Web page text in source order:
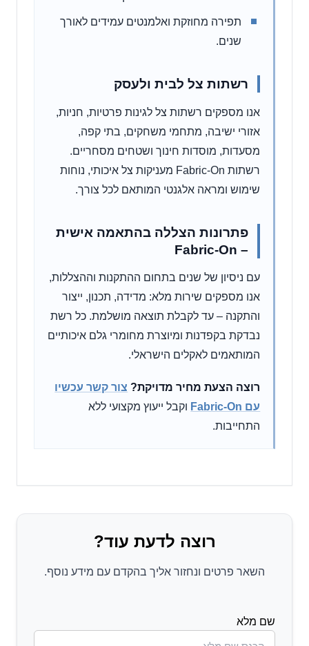
תפירה מחוזקת ואלמנטים עמידים לאורך
שנים.
רשתות צל לבית ולעסק
אנו מספקים רשתות צל לגינות פרטיות, חניות,
אזורי ישיבה, מתחמי משחקים, בתי קפה,
מסעדות, מוסדות חינוך ושטחים מסחריים.
רשתות Fabric-On מעניקות צל איכותי, נוחות
שימוש ומראה אלגנטי המותאם לכל צורך.
פתרונות הצללה בהתאמה אישית
– Fabric-On
עם ניסיון של שנים בתחום ההתקנות וההצללות,
אנו מספקים שירות מלא: מדידה, תכנון, ייצור
והתקנה – עד לקבלת תוצאה מושלמת. כל רשת
נבדקת בקפדנות ומיוצרת מחומרי גלם איכותיים
המותאמים לאקלים הישראלי.
רוצה הצעת מחיר מדויקת? צור קשר עכשיו
עם Fabric-On
וקבל ייעוץ מקצועי ללא
התחייבות.
רוצה לדעת עוד?
השאר פרטים ונחזור אליך בהקדם עם מידע נוסף.
שם מלא